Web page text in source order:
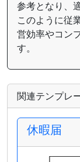
参考となり、
このように従
営効率やコン
す。
関連テンプレ
休暇届